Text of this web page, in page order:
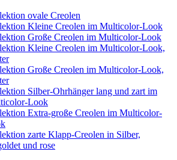
ovale Creolen
Kleine Creolen im Multicolor-Look
Große Creolen im Multicolor-Look
Kleine Creolen im Multicolor-Look,
Große Creolen im Multicolor-Look,
Silber-Ohrhänger lang und zart im
Look
Extra-große Creolen im Multicolor-
zarte Klapp-Creolen in Silber,
und rose